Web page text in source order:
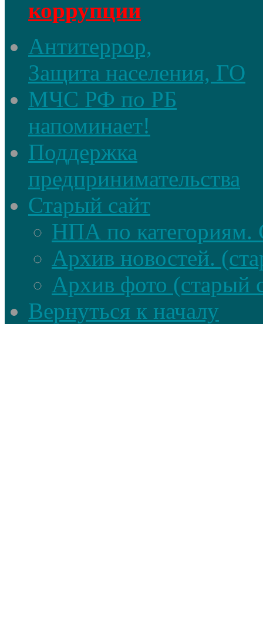
коррупции
Антитеррор,
Защита населения, ГО
МЧС РФ по РБ
напоминает!
Поддержка
предпринимательства
Старый сайт
НПА по категориям.
Архив новостей.
Архив фото (старый
Вернуться к началу